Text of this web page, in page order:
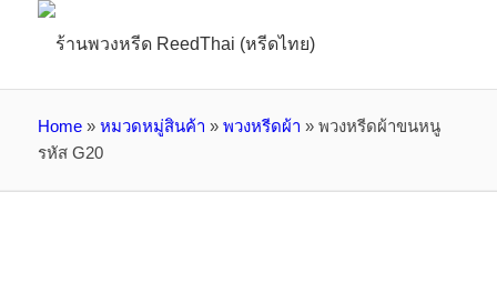
Home » หมวดหมู่สินค้า » พวงหรีดผ้า » พวงหรีดผ้าขนหนู
รหัส G20